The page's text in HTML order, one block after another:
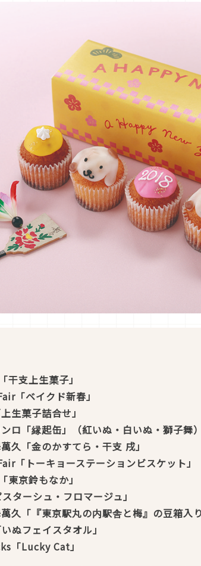
干支上生菓子」
「ベイクド新春」
生菓子詰合せ」
ロ「縁起缶」（紅いぬ・白いぬ・獅子舞）
久「金のかすてら・干支 戌」
「トーキョーステーションビスケット」
東京鈴もなか」
スターシュ・フロマージュ」
久「『東京駅丸の内駅舎と梅』の豆箱入
いぬフェイスタオル」
「Lucky Cat」